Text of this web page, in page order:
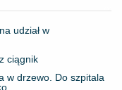
udział w
ciągnik
w drzewo. Do szpitala